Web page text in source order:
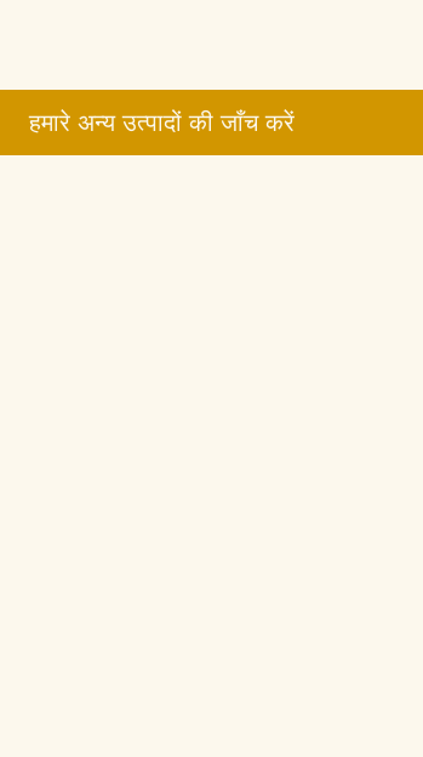
हमारे अन्य उत्पादों की जाँच करें